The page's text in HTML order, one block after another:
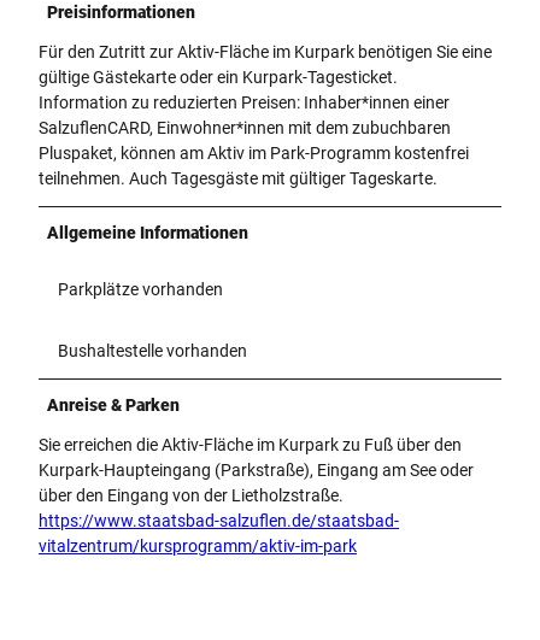
Preisinformationen
Für den Zutritt zur Aktiv-Fläche im Kurpark benötigen Sie eine
gültige Gästekarte oder ein Kurpark-Tagesticket.
Information zu reduzierten Preisen: Inhaber*innen einer
SalzuflenCARD, Einwohner*innen mit dem zubuchbaren
Pluspaket, können am Aktiv im Park-Programm kostenfrei
teilnehmen. Auch Tagesgäste mit gültiger Tageskarte.
Allgemeine Informationen
Parkplätze vorhanden
Bushaltestelle vorhanden
Anreise & Parken
Sie erreichen die Aktiv-Fläche im Kurpark zu Fuß über den
Kurpark-Haupteingang (Parkstraße), Eingang am See oder
über den Eingang von der Lietholzstraße.
https://www.staatsbad-salzuflen.de/staatsbad-
vitalzentrum/kursprogramm/aktiv-im-park